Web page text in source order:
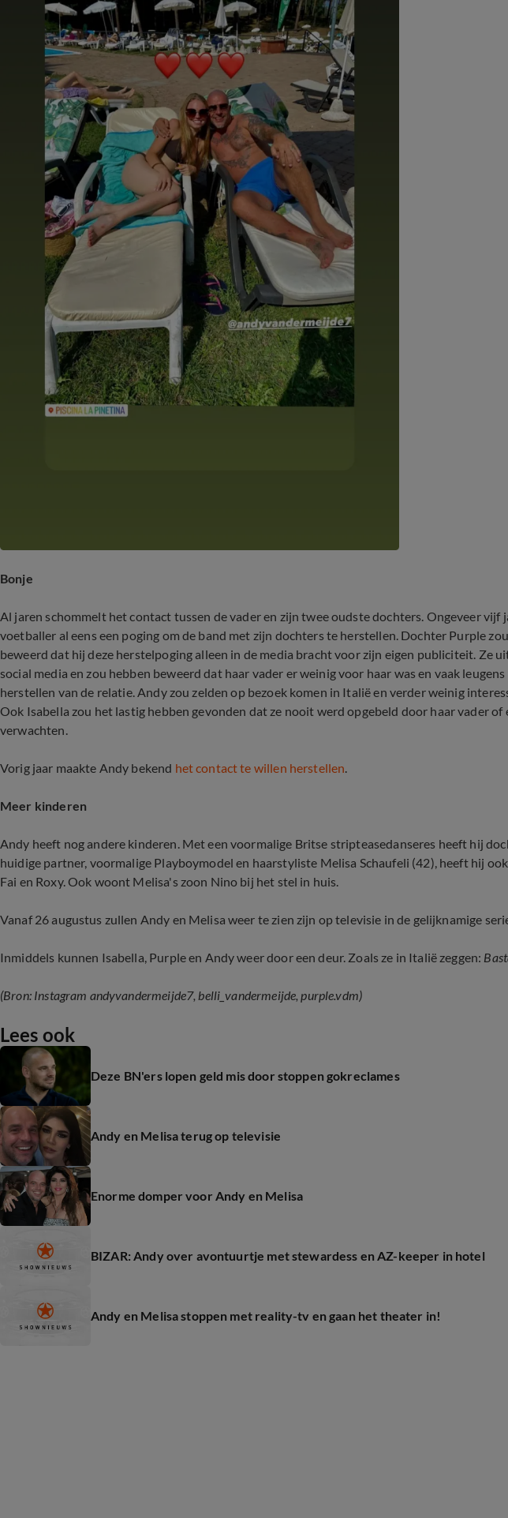
Bonje
Al jaren schommelt het contact tussen de vader en zijn twee oudste dochters. Ongeveer vijf
voetballer al eens een poging om de band met zijn dochters te herstellen. Dochter Purple
beweerd dat hij deze herstelpoging alleen in de media bracht voor zijn eigen publiciteit. Ze
social media en zou hebben beweerd dat haar vader er weinig voor haar was en vaak
herstellen van de relatie. Andy zou zelden op bezoek komen in Italië en verder weinig
Ook Isabella zou het lastig hebben gevonden dat ze nooit werd opgebeld door haar vader of
verwachten.
Vorig jaar maakte Andy bekend het contact te willen herstellen.
Meer kinderen
Andy heeft nog andere kinderen. Met een voormalige Britse stripteasedanseres heeft hij
huidige partner, voormalige Playboymodel en haarstyliste Melisa Schaufeli (42), heeft hij
Fai en Roxy. Ook woont Melisa's zoon Nino bij het stel in huis.
Vanaf 26 augustus zullen Andy en Melisa weer te zien zijn op televisie in de gelijknamige
Inmiddels kunnen Isabella, Purple en Andy weer door een deur. Zoals ze in Italië zeggen:
(Bron: Instagram andyvandermeijde7, belli_vandermeijde, purple.vdm)
Lees ook
Deze BN'ers lopen geld mis door stoppen gokreclames
Andy en Melisa terug op televisie
Enorme domper voor Andy en Melisa
BIZAR: Andy over avontuurtje met stewardess en AZ-keeper in hotel
Andy en Melisa stoppen met reality-tv en gaan het theater in!